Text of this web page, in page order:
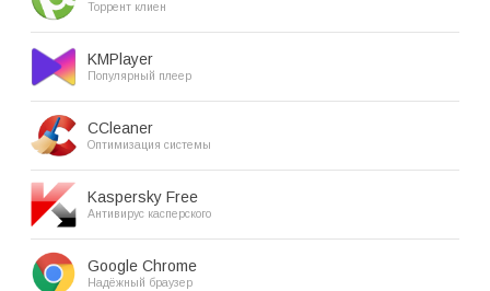
Торрент клиен
KMPlayer
Популярный плеер
CCleaner
Оптимизация системы
Kaspersky Free
Антивирус касперского
Google Chrome
Надёжный браузер